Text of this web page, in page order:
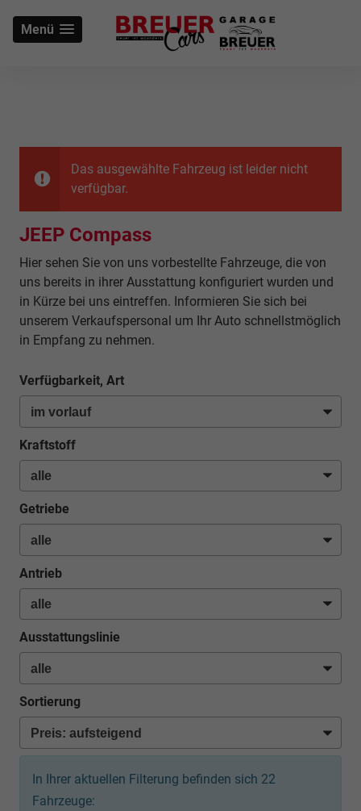
Menü
Das ausgewählte Fahrzeug ist leider nicht
verfügbar.
JEEP Compass
Hier sehen Sie von uns vorbestellte Fahrzeuge, die von
uns bereits in ihrer Ausstattung konfiguriert wurden und
in Kürze bei uns eintreffen. Informieren Sie sich bei
unserem Verkaufspersonal um Ihr Auto schnellstmöglich
in Empfang zu nehmen.
Verfügbarkeit, Art
Kraftstoff
Getriebe
Antrieb
Ausstattungslinie
Sortierung
In Ihrer aktuellen Filterung befinden sich 22
Fahrzeuge: